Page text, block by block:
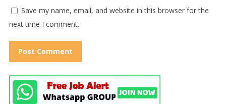
Save my name, email, and website in this browser for the
next time I comment.